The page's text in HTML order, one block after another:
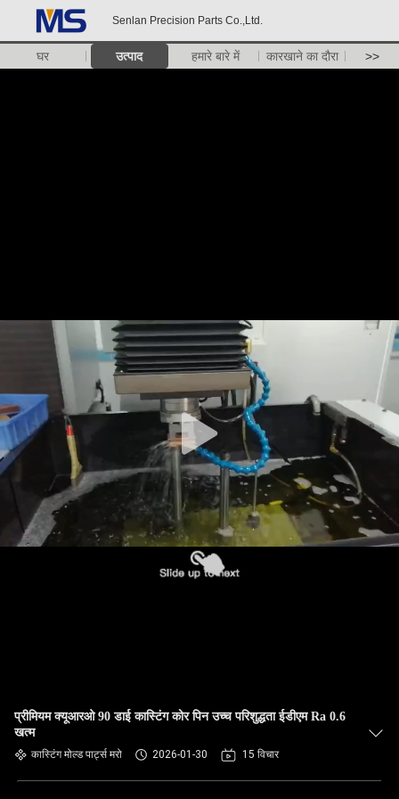
Senlan Precision Parts Co.,Ltd.
घर उत्पाद हमारे बारे में कारखाने का दौरा >>
प्रीमियम क्यूआरओ 90 डाई कास्टिंग कोर पिन उच्च परिशुद्धता ईडीएम Ra 0.6
खत्म
कास्टिंग मोल्ड पार्ट्स मरो 2026-01-30 15 विचार